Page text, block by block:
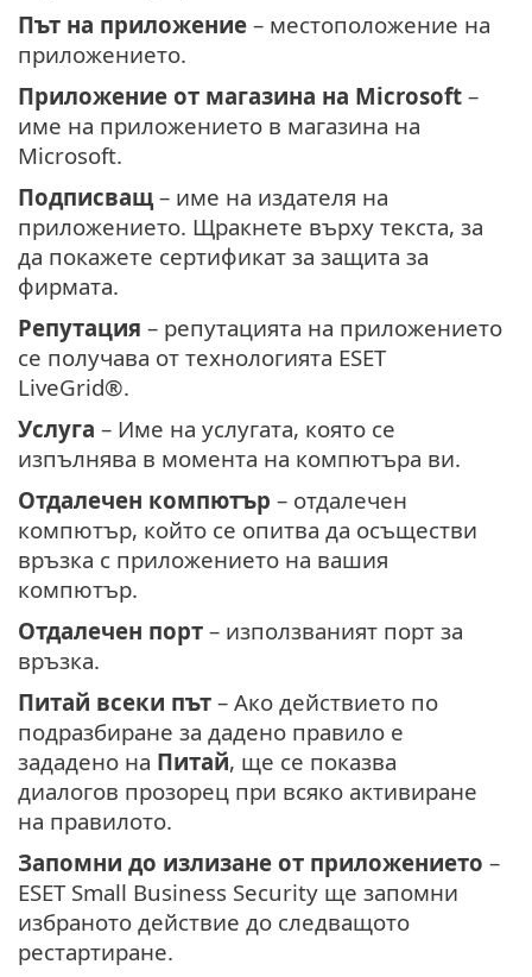
Път на приложение – местоположение на
приложението.
Приложение от магазина на Microsoft –
име на приложението в магазина на
Microsoft.
Подписващ – име на издателя на
приложението. Щракнете върху текста, за
да покажете сертификат за защита за
фирмата.
Репутация – репутацията на приложението
се получава от технологията ESET
LiveGrid®.
Услуга – Име на услугата, която се
изпълнява в момента на компютъра ви.
Отдалечен компютър – отдалечен
компютър, който се опитва да осъществи
връзка с приложението на вашия
компютър.
Отдалечен порт – използваният порт за
връзка.
Питай всеки път – Ако действието по
подразбиране за дадено правило е
зададено на Питай, ще се показва
диалогов прозорец при всяко активиране
на правилото.
Запомни до излизане от приложението –
ESET Small Business Security ще запомни
избраното действие до следващото
рестартиране.